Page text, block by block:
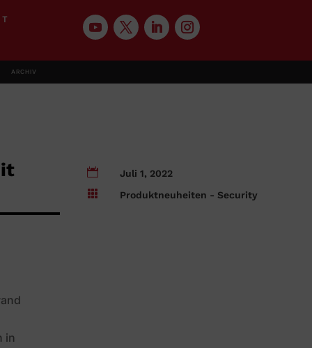
ARCHIV

Juli 1, 2022

Produktneuheiten - Security
in